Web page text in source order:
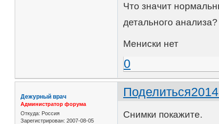
Что значит
детального анализа?
Мениски нет
0
Поделиться
Дежурный врач
Администратор форума
Откуда: Россия
Зарегистрирован: 2007-08-05
Снимки покажите.